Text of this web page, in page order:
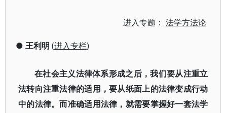
进入专题：法学方法论
● 王利明 (进入专栏)
在社会主义法律体系形成之后，我们要从注重立
法转向注重法律的适用，要从纸面上的法律变成行动
中的法律。而准确适用法律，就需要掌握好一套法学